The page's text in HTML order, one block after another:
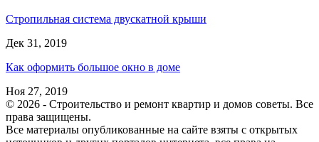
Стропильная система двускатной крыши
Дек 31, 2019
Как оформить большое окно в доме
Ноя 27, 2019
© 2026 - Строительство и ремонт квартир и домов советы. Все
права защищены.
Все материалы опубликованные на сайте взяты с открытых